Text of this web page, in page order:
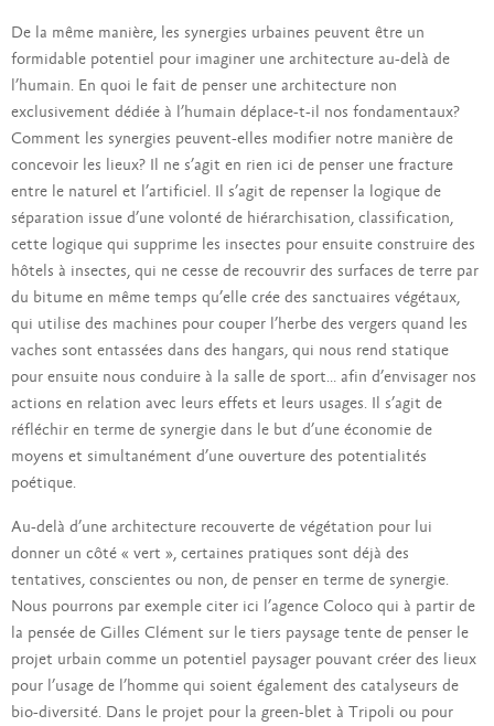
De la même manière, les synergies urbaines peuvent être un
formidable potentiel pour imaginer une architecture au-delà de
l’humain. En quoi le fait de penser une architecture non
exclusivement dédiée à l’humain déplace-t-il nos fondamentaux?
Comment les synergies peuvent-elles modifier notre manière de
concevoir les lieux? Il ne s’agit en rien ici de penser une fracture
entre le naturel et l’artificiel. Il s’agit de repenser la logique de
séparation issue d’une volonté de hiérarchisation, classification,
cette logique qui supprime les insectes pour ensuite construire des
hôtels à insectes, qui ne cesse de recouvrir des surfaces de terre par
du bitume en même temps qu’elle crée des sanctuaires végétaux,
qui utilise des machines pour couper l’herbe des vergers quand les
vaches sont entassées dans des hangars, qui nous rend statique
pour ensuite nous conduire à la salle de sport… afin d’envisager nos
actions en relation avec leurs effets et leurs usages. Il s’agit de
réfléchir en terme de synergie dans le but d’une économie de
moyens et simultanément d’une ouverture des potentialités
poétique.
Au-delà d’une architecture recouverte de végétation pour lui
donner un côté « vert », certaines pratiques sont déjà des
tentatives, conscientes ou non, de penser en terme de synergie.
Nous pourrons par exemple citer ici l’agence Coloco qui à partir de
la pensée de Gilles Clément sur le tiers paysage tente de penser le
projet urbain comme un potentiel paysager pouvant créer des lieux
pour l’usage de l’homme qui soient également des catalyseurs de
bio-diversité. Dans le projet pour la green-blet à Tripoli ou pour